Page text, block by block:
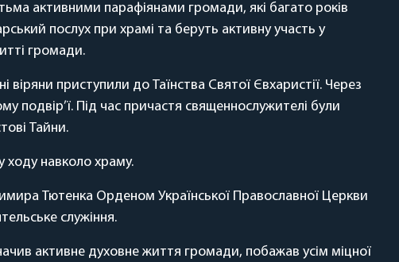
активними парафіянами громади, які багато років
послух при храмі та беруть активну участь у
громади.
віряни приступили до Таїнства Святої Євхаристії. Через
подвір’ї. Під час причастя священнослужителі були
Тайни.
ходу навколо храму.
Тютенка Орденом Української Православної Церкви
служіння.
активне духовне життя громади, побажав усім міцної